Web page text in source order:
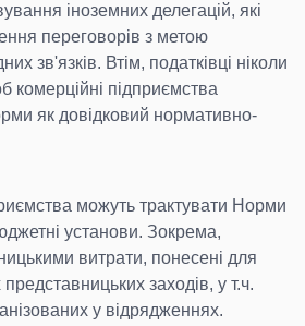
іноземних делегацій, які
переговорів з метою
зв'язків. Втім, податківці ніколи
комерційні підприємства
як довідковий нормативно-
можуть трактувати Норми
установи. Зокрема,
витрати, понесені для
представницьких заходів, у т.ч.
у відрядженнях.